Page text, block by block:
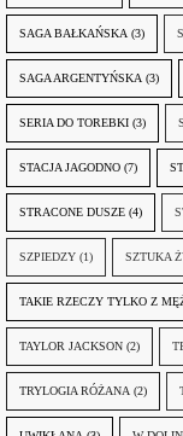
SAGA BAŁKAŃSKA (3)
SAGA ARGENTYŃSKA (3)
SERIA DO TOREBKI (3)
STACJA JAGODNO (7)
STRACONE DUSZE (4)
SZPIEDZY (1) SZTUKA
TAKIE RZECZY TYLKO Z
TAYLOR JACKSON (2)
TRYLOGIA RÓŻANA (2)